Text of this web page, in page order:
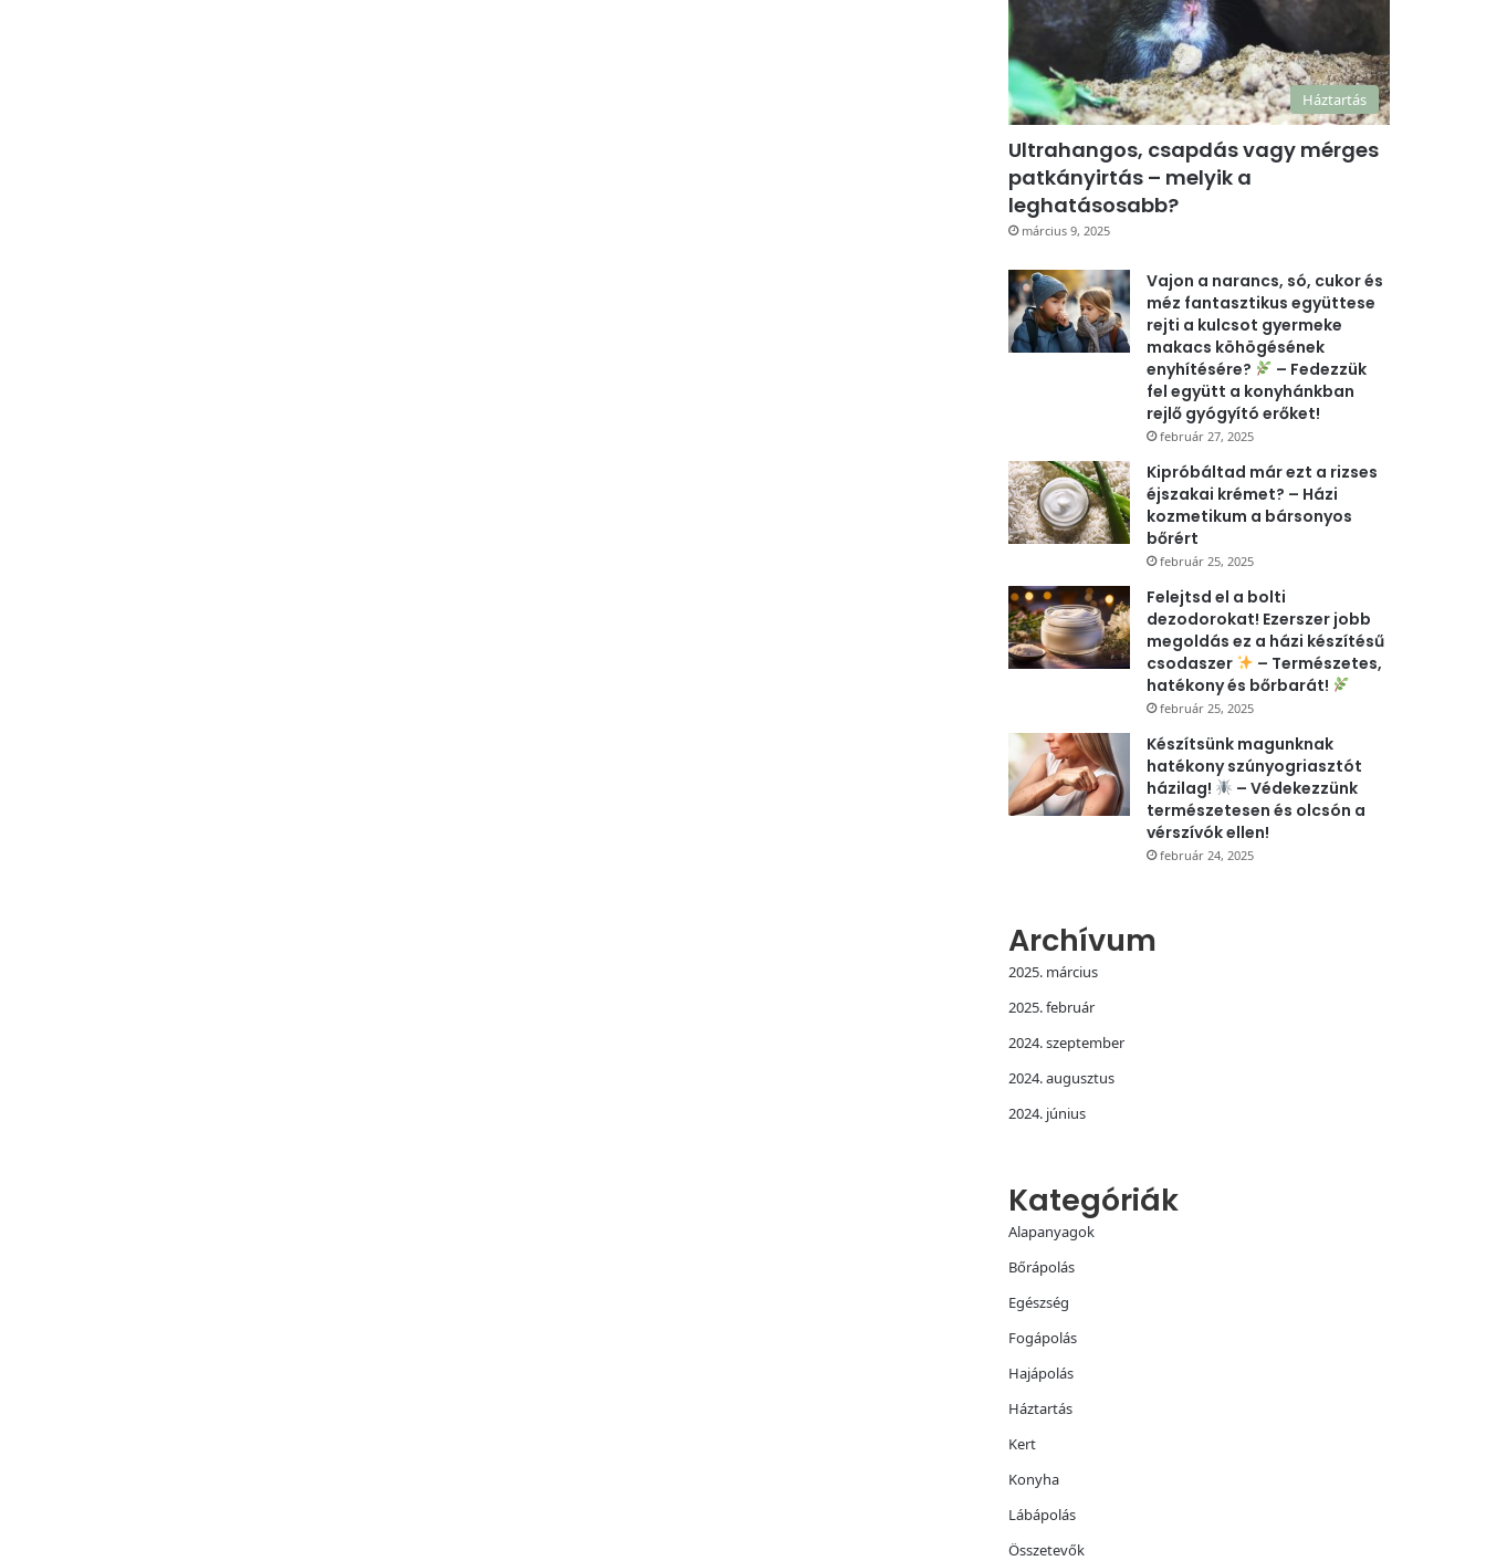
Háztartás
Ultrahangos, csapdás vagy mérges
patkányirtás – melyik a
leghatásosabb?
március 9, 2025
Vajon a narancs, só, cukor és
méz fantasztikus együttese
rejti a kulcsot gyermeke
makacs köhögésének
enyhítésére?
– Fedezzük
fel együtt a konyhánkban
rejlő gyógyító erőket!
február 27, 2025
Kipróbáltad már ezt a rizses
éjszakai krémet? – Házi
kozmetikum a bársonyos
bőrért
február 25, 2025
Felejtsd el a bolti
dezodorokat! Ezerszer jobb
megoldás ez a házi készítésű
csodaszer
– Természetes,
hatékony és bőrbarát!
február 25, 2025
Készítsünk magunknak
hatékony szúnyogriasztót
házilag!
– Védekezzünk
természetesen és olcsón a
vérszívók ellen!
február 24, 2025
Archívum
2025. március
2025. február
2024. szeptember
2024. augusztus
2024. június
Kategóriák
Alapanyagok
Bőrápolás
Egészség
Fogápolás
Hajápolás
Háztartás
Kert
Konyha
Lábápolás
Összetevők